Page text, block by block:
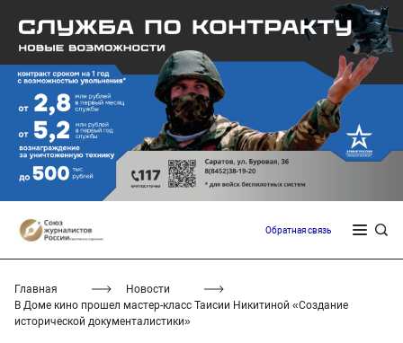
Обратная связь
Главная
Новости
В Доме кино прошел мастер-класс Таисии Никитиной «Создание
исторической документалистики»